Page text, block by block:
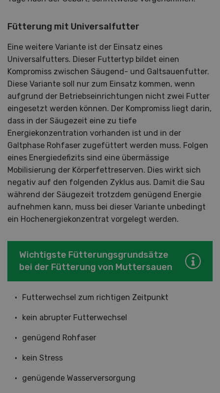
Fütterung mit Universalfutter
Eine weitere Variante ist der Einsatz eines
Universalfutters. Dieser Futtertyp bildet einen
Kompromiss zwischen Säugend- und Galtsauenfutter.
Diese Variante soll nur zum Einsatz kommen, wenn
aufgrund der Betriebseinrichtungen nicht zwei Futter
eingesetzt werden können. Der Kompromiss liegt darin,
dass in der Säugezeit eine zu tiefe
Energiekonzentration vorhanden ist und in der
Galtphase Rohfaser zugefüttert werden muss. Folgen
eines Energiedefizits sind eine übermässige
Mobilisierung der Körperfettreserven. Dies wirkt sich
negativ auf den folgenden Zyklus aus. Damit die Sau
während der Säugezeit trotzdem genügend Energie
aufnehmen kann, muss bei dieser Variante unbedingt
ein Hochenergiekonzentrat vorgelegt werden.
Wichtigste Fütterungsgrundsätze
bei der Fütterung von Muttersauen
Futterwechsel zum richtigen Zeitpunkt
kein abrupter Futterwechsel
genügend Rohfaser
kein Stress
genügende Wasserversorgung